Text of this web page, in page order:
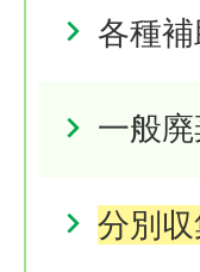
各種
一般
分別